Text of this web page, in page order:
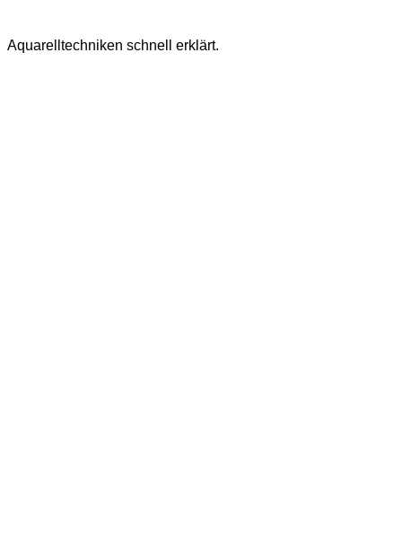
Aquarelltechniken schnell erklärt.